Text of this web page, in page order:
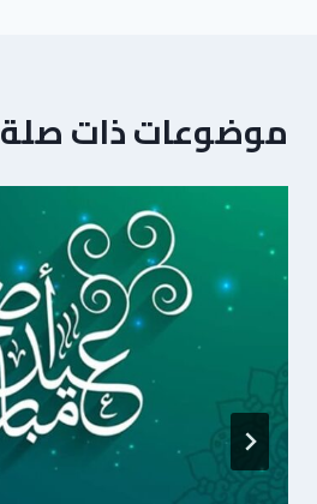
موضوعات ذات صلة